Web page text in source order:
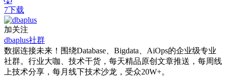
7下载
加关注
dbaplus社群
数据连接未来！围绕Database、Bigdata、AiOps的企业级专业
社群。行业大咖、技术干货，每天精品原创文章推送，每周线
上技术分享，每月线下技术沙龙，受众20W+。